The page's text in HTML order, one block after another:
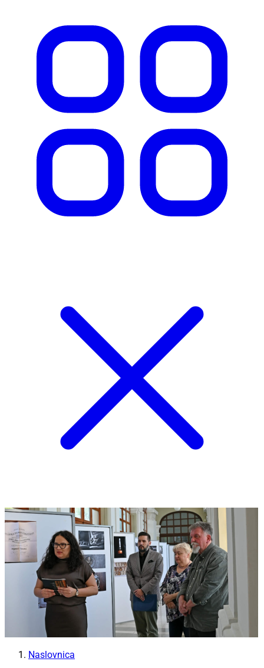
Naslovnica